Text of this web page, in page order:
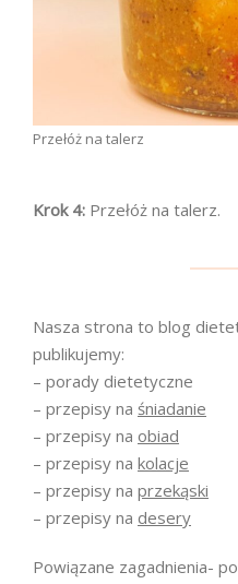
Przełóż na talerz
Krok 4: Przełóż na talerz.
Nasza strona to blog
publikujemy:
– porady dietetyczne
– przepisy na śniadanie
– przepisy na obiad
– przepisy na kolacje
– przepisy na przekąski
– przepisy na desery
Powiązane zagadnienia-